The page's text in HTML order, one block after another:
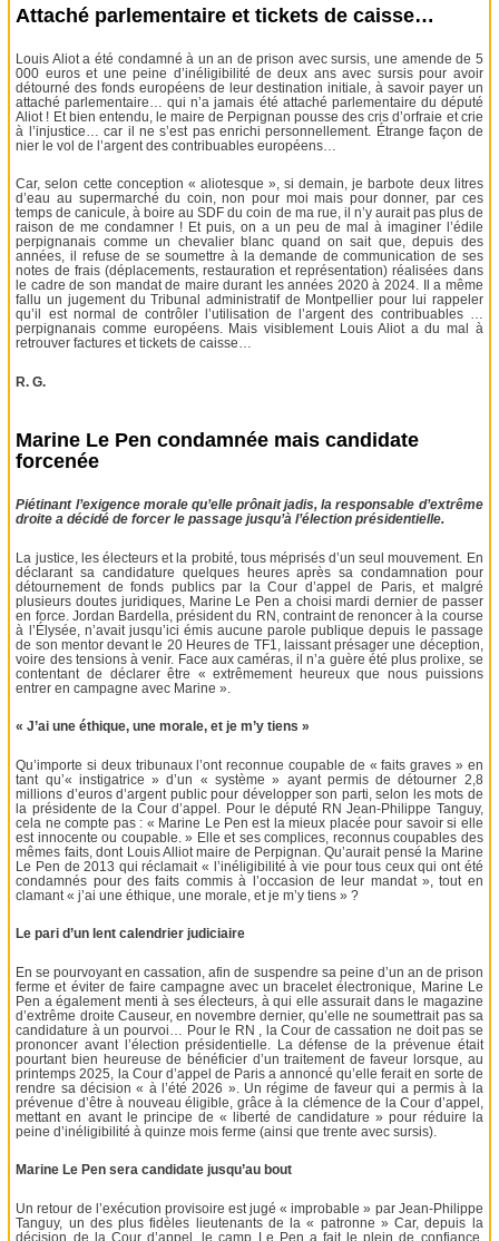
Attaché parlementaire et tickets de caisse…
Louis Aliot a été condamné à un an de prison avec sursis, une amende de 5
000 euros et une peine d’inéligibilité de deux ans avec sursis pour avoir
détourné des fonds européens de leur destination initiale, à savoir payer un
attaché parlementaire… qui n’a jamais été attaché parlementaire du député
Aliot ! Et bien entendu, le maire de Perpignan pousse des cris d’orfraie et crie
à l’injustice… car il ne s’est pas enrichi personnellement. Étrange façon de
nier le vol de l’argent des contribuables européens…
Car, selon cette conception « aliotesque », si demain, je barbote deux litres
d’eau au supermarché du coin, non pour moi mais pour donner, par ces
temps de canicule, à boire au SDF du coin de ma rue, il n’y aurait pas plus de
raison de me condamner ! Et puis, on a un peu de mal à imaginer l’édile
perpignanais comme un chevalier blanc quand on sait que, depuis des
années, il refuse de se soumettre à la demande de communication de ses
notes de frais (déplacements, restauration et représentation) réalisées dans
le cadre de son mandat de maire durant les années 2020 à 2024. Il a même
fallu un jugement du Tribunal administratif de Montpellier pour lui rappeler
qu’il est normal de contrôler l’utilisation de l’argent des contribuables …
perpignanais comme européens. Mais visiblement Louis Aliot a du mal à
retrouver factures et tickets de caisse…
R. G.
Marine Le Pen condamnée mais candidate
forcenée
Piétinant l’exigence morale qu’elle prônait jadis, la responsable d’extrême
droite a décidé de forcer le passage jusqu’à l’élection présidentielle.
La justice, les électeurs et la probité, tous méprisés d’un seul mouvement. En
déclarant sa candidature quelques heures après sa condamnation pour
détournement de fonds publics par la Cour d’appel de Paris, et malgré
plusieurs doutes juridiques, Marine Le Pen a choisi mardi dernier de passer
en force. Jordan Bardella, président du RN, contraint de renoncer à la course
à l’Élysée, n’avait jusqu’ici émis aucune parole publique depuis le passage
de son mentor devant le 20 Heures de TF1, laissant présager une déception,
voire des tensions à venir. Face aux caméras, il n’a guère été plus prolixe, se
contentant de déclarer être « extrêmement heureux que nous puissions
entrer en campagne avec Marine ».
« J’ai une éthique, une morale, et je m’y tiens »
Qu’importe si deux tribunaux l’ont reconnue coupable de « faits graves » en
tant qu’« instigatrice » d’un « système » ayant permis de détourner 2,8
millions d’euros d’argent public pour développer son parti, selon les mots de
la présidente de la Cour d’appel. Pour le député RN Jean-Philippe Tanguy,
cela ne compte pas : « Marine Le Pen est la mieux placée pour savoir si elle
est innocente ou coupable. » Elle et ses complices, reconnus coupables des
mêmes faits, dont Louis Alliot maire de Perpignan. Qu’aurait pensé la Marine
Le Pen de 2013 qui réclamait « l’inéligibilité à vie pour tous ceux qui ont été
condamnés pour des faits commis à l’occasion de leur mandat », tout en
clamant « j’ai une éthique, une morale, et je m’y tiens » ?
Le pari d’un lent calendrier judiciaire
En se pourvoyant en cassation, afin de suspendre sa peine d’un an de prison
ferme et éviter de faire campagne avec un bracelet électronique, Marine Le
Pen a également menti à ses électeurs, à qui elle assurait dans le magazine
d’extrême droite Causeur, en novembre dernier, qu’elle ne soumettrait pas sa
candidature à un pourvoi… Pour le RN , la Cour de cassation ne doit pas se
prononcer avant l’élection présidentielle. La défense de la prévenue était
pourtant bien heureuse de bénéficier d’un traitement de faveur lorsque, au
printemps 2025, la Cour d’appel de Paris a annoncé qu’elle ferait en sorte de
rendre sa décision « à l’été 2026 ». Un régime de faveur qui a permis à la
prévenue d’être à nouveau éligible, grâce à la clémence de la Cour d’appel,
mettant en avant le principe de « liberté de candidature » pour réduire la
peine d’inéligibilité à quinze mois ferme (ainsi que trente avec sursis).
Marine Le Pen sera candidate jusqu’au bout
Un retour de l’exécution provisoire est jugé « improbable » par Jean-Philippe
Tanguy, un des plus fidèles lieutenants de la « patronne » Car, depuis la
décision de la Cour d’appel, le camp Le Pen a fait le plein de confiance,